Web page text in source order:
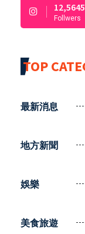
12,5645
Follwers
TOP
最新消息
地方新聞
娛樂
美食旅遊